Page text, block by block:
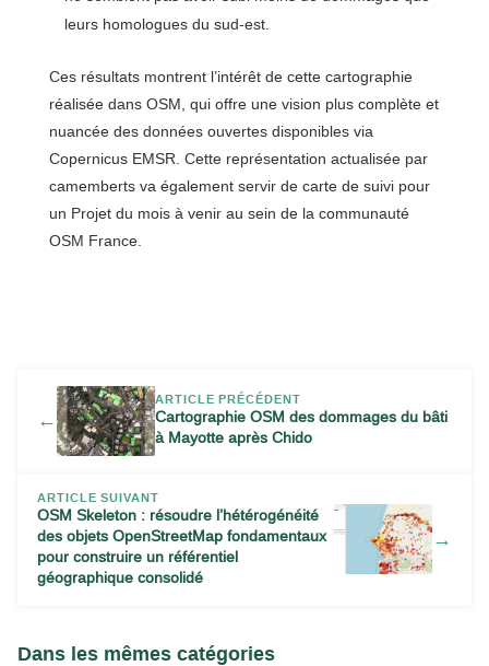
leurs homologues du sud-est.
Ces résultats montrent l’intérêt de cette cartographie
réalisée dans OSM, qui offre une vision plus complète et
nuancée des données ouvertes disponibles via
Copernicus EMSR. Cette représentation actualisée par
camemberts va également servir de carte de suivi pour
un Projet du mois à venir au sein de la communauté
OSM France.
←
ARTICLE PRÉCÉDENT
Cartographie OSM des dommages du bâti
à Mayotte après Chido
ARTICLE SUIVANT
OSM Skeleton : résoudre l’hétérogénéité
des objets OpenStreetMap fondamentaux
pour construire un référentiel
géographique consolidé
→
Dans les mêmes catégories